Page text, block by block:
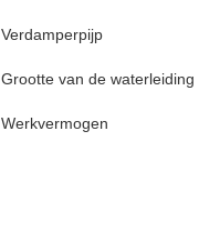
Verdamperpijp
Grootte van de waterleiding
Werkvermogen